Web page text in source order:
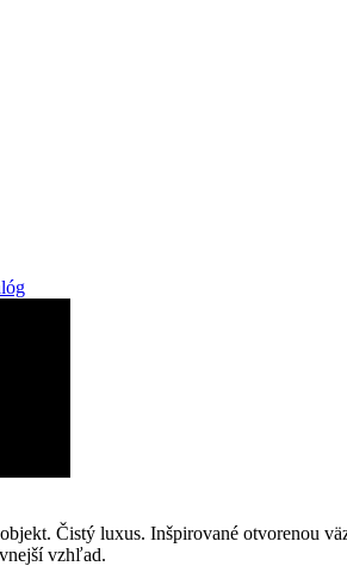
Čistý luxus. Inšpirované otvorenou
vzhľad.